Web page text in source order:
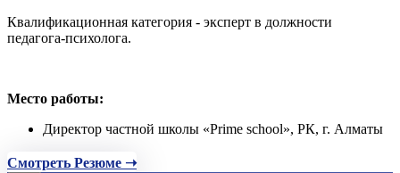
Квалификационная категория - эксперт в должности
педагога-психолога.
Место работы:
Директор частной школы «Prime school», РК, г. Алматы
Смотреть Резюме ➝